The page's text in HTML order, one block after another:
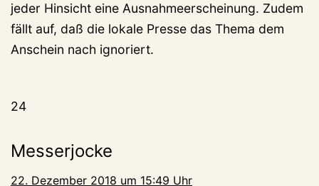
jeder Hinsicht eine Ausnahmeerscheinung. Zudem
fällt auf, daß die lokale Presse das Thema dem
Anschein nach ignoriert.
24
Messerjocke
22. Dezember 2018 um 15:49 Uhr